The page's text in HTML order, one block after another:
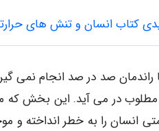
کتاب انسان و تنش های
صد در صد انجام نمی
در می آید. این بخش که می
انسان را به خطر انداخته و